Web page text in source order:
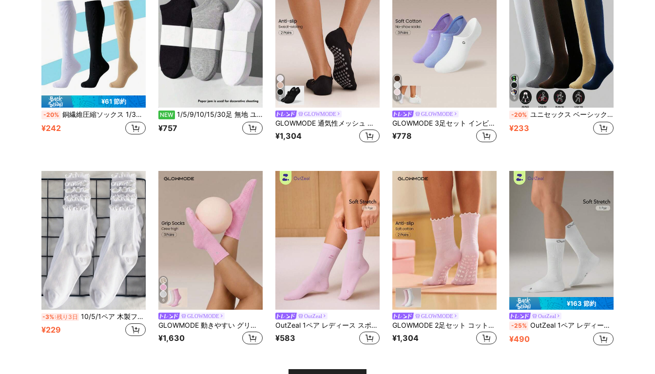
¥61 節約
-20% 銅繊維圧縮ソックス 1/3ペア、15-20mmHg膝丈ソックス、サイクリング、フットボール、バスケットボール、ランニングに適しています
¥242
NEW 1/5/9/10/15/30足 無地 ユニセックス ショートソックス、ソフトで軽量なローカットアンクルソックス
¥757
6
GLOWMODE
GLOWMODE 通気性メッシュ 吸汗 滑り止め ヨガ ピラティス スタジオ アウトドア デイリーカジュアル 春夏 2ペア
¥1,304
13
GLOWMODE
GLOWMODE 3足セット インビジブル ノーショウソックス ソフトグリップ デイリー スタジオ ワークアウト ジム用
¥778
9
-20% ユニセックス ベーシック ミニマリスト 軽量圧縮スポーツソックス 1ペア、ランニング、サイクリング、ハイキング、縄跳び、フットボールに適しています
¥233
-3% 残り3日 10/5/1ペア 木製フリルトリム ミッドカーフソックス レディース JKスタイル ラッフル ホワイトソックス 防臭 通気性 吸汗 コットンソックス 学生向け 万能 秋冬 ソフトガール ルーズソックス
¥229
6
GLOWMODE
GLOWMODE 動きやすい グリップ付き スクランチ クルーソックス
¥1,630
OutZeal
OutZeal 1ペア レディース スポーツクルーソックス ソフト 耐摩耗 軽量 ジム ワークアウト ランニング オールシーズン
¥583
GLOWMODE
GLOWMODE 2足セット コットンブレンド パワーハウス ピラティス グリップソックス レタストリム付き 滑り止め付き デイリー アクティブ スタジオウェア
¥1,304
¥163 節約
OutZeal
-25% OutZeal 1ペア レディース スポーツクルーソックス ソフト 滑り止め 耐摩耗 ジム ヨガ サイクリング オールシーズン
¥490